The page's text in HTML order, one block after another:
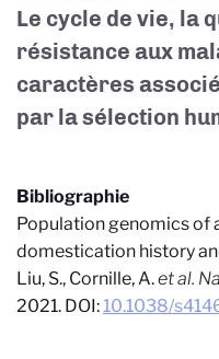
Le cycle de vie, la
résistance aux
caractères
par la sélection
Bibliographie
Population genomics of
domestication history
Liu, S., Cornille, A.et al.
2021. DOI:10.1038/